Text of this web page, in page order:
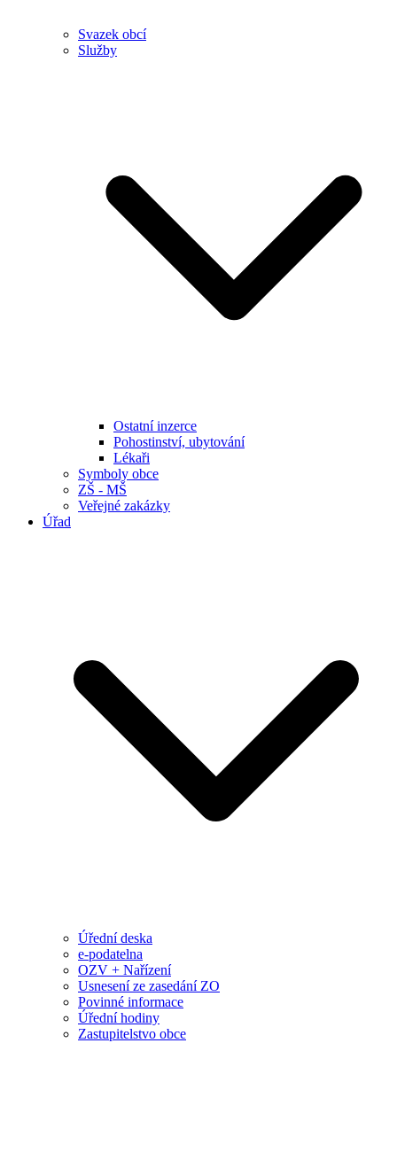
Svazek obcí
Služby
Ostatní inzerce
Pohostinství, ubytování
Lékaři
Symboly obce
ZŠ - MŠ
Veřejné zakázky
Úřad
Úřední deska
e-podatelna
OZV + Nařízení
Usnesení ze zasedání ZO
Povinné informace
Úřední hodiny
Zastupitelstvo obce